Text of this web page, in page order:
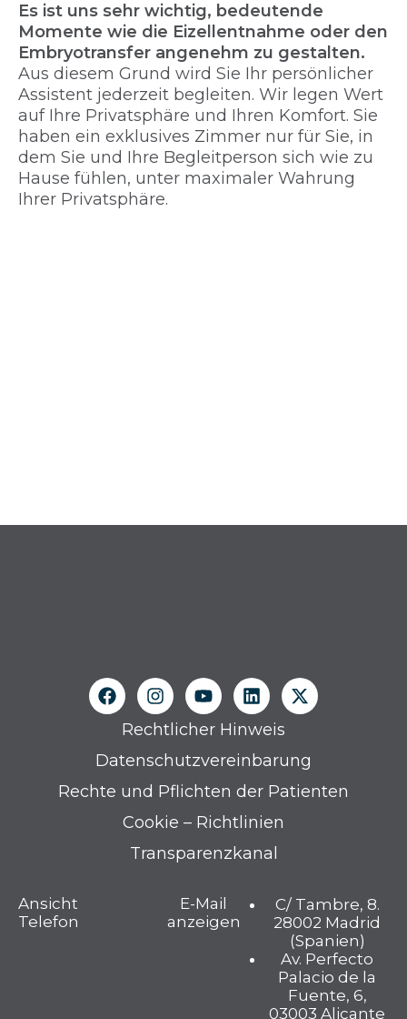
Es ist uns sehr wichtig, bedeutende
Momente wie die Eizellentnahme oder den
Embryotransfer angenehm zu gestalten.
Aus diesem Grund wird Sie Ihr persönlicher
Assistent jederzeit begleiten. Wir legen Wert
auf Ihre Privatsphäre und Ihren Komfort. Sie
haben ein exklusives Zimmer nur für Sie, in
dem Sie und Ihre Begleitperson sich wie zu
Hause fühlen, unter maximaler Wahrung
Ihrer Privatsphäre.
Rechtlicher Hinweis
Datenschutzvereinbarung
Rechte und Pflichten der Patienten
Cookie – Richtlinien
Transparenzkanal
Ansicht
Telefon
E-Mail
anzeigen
C/ Tambre, 8.
28002 Madrid
(Spanien)
Av. Perfecto
Palacio de la
Fuente, 6,
03003 Alicante